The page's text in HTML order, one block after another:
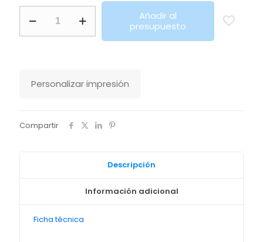
America
Añadir al
presupuesto
Personalizar impresión
Compartir
Descripción
Información adicional
Ficha técnica